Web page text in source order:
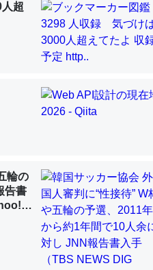
ないのか」に関する新仮説
不利だから両方が拮抗してるので
ミグモ）はカルシウムを使わずキ
貝類は苦労してるんだな…。腹足
超
輪の
告書
ニ